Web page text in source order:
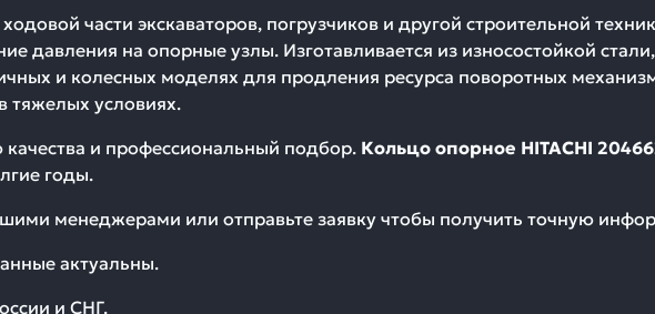
части экскаваторов, погрузчиков и другой строительной
давления на опорные узлы. Изготавливается из износостойкой
и колесных моделях для продления ресурса поворотных
тяжелых условиях.
качества и профессиональный подбор. Кольцо опорное HITACHI
годы.
менеджерами или отправьте заявку чтобы получить точную
актуальны.
и СНГ.